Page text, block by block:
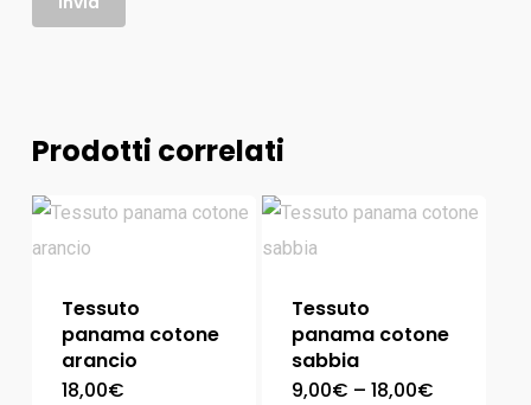
Prodotti correlati
Tessuto
panama cotone
arancio
18,00€
Tessuto
panama cotone
sabbia
9,00€ –18,00€